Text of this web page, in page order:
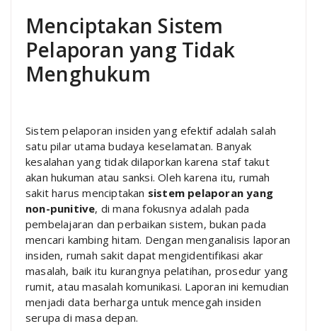
Menciptakan Sistem
Pelaporan yang Tidak
Menghukum
Sistem pelaporan insiden yang efektif adalah salah
satu pilar utama budaya keselamatan. Banyak
kesalahan yang tidak dilaporkan karena staf takut
akan hukuman atau sanksi. Oleh karena itu, rumah
sakit harus menciptakan sistem pelaporan yang
non-punitive, di mana fokusnya adalah pada
pembelajaran dan perbaikan sistem, bukan pada
mencari kambing hitam. Dengan menganalisis laporan
insiden, rumah sakit dapat mengidentifikasi akar
masalah, baik itu kurangnya pelatihan, prosedur yang
rumit, atau masalah komunikasi. Laporan ini kemudian
menjadi data berharga untuk mencegah insiden
serupa di masa depan.